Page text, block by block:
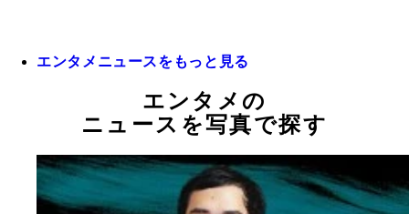
エンタメニュースをもっと見る
エンタメの
ニュースを写真で探す